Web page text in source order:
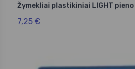
Žymekliai plastikiniai LIGHT
7,25 €